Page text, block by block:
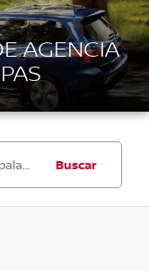
AGENCIA
Buscar